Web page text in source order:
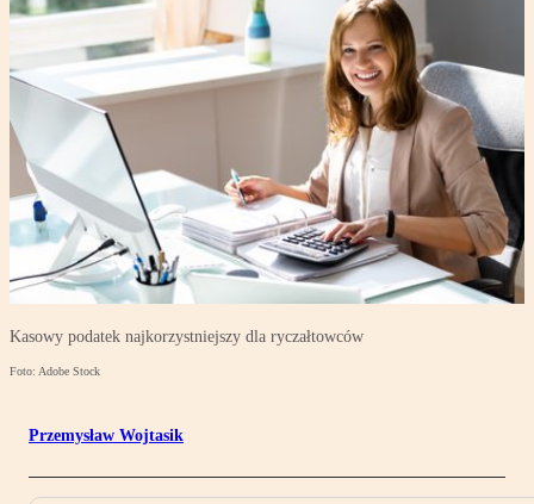
Kasowy podatek najkorzystniejszy dla ryczałtowców
Foto: Adobe Stock
Przemysław Wojtasik